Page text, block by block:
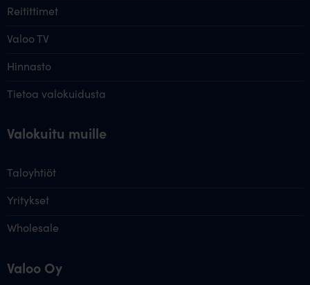
Reitittimet
Valoo TV
Hinnasto
Tietoa valokuidusta
Valokuitu muille
Taloyhtiöt
Yritykset
Wholesale
Valoo Oy